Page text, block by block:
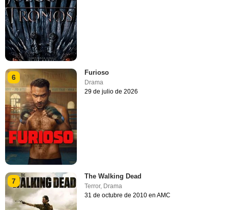
6
Furioso
Drama
29 de julio de 2026
7
The Walking Dead
Terror, Drama
31 de octubre de 2010 en AMC